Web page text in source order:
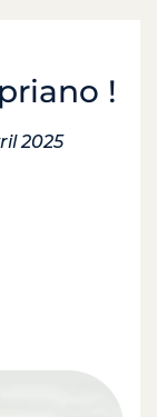
!
2025